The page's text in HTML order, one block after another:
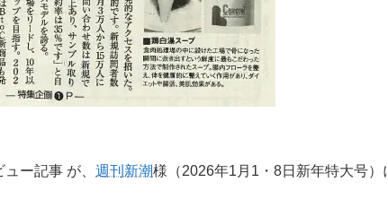
ー記事 が、 週刊新潮様（2026年1月1・8日新年特大号）